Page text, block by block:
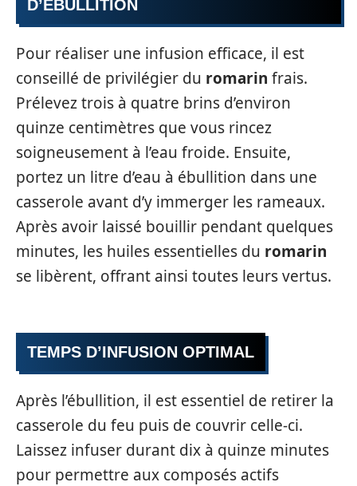
D’ÉBULLITION
Pour réaliser une infusion efficace, il est
conseillé de privilégier du romarin frais.
Prélevez trois à quatre brins d’environ
quinze centimètres que vous rincez
soigneusement à l’eau froide. Ensuite,
portez un litre d’eau à ébullition dans une
casserole avant d’y immerger les rameaux.
Après avoir laissé bouillir pendant quelques
minutes, les huiles essentielles du romarin
se libèrent, offrant ainsi toutes leurs vertus.
TEMPS D’INFUSION OPTIMAL
Après l’ébullition, il est essentiel de retirer la
casserole du feu puis de couvrir celle-ci.
Laissez infuser durant dix à quinze minutes
pour permettre aux composés actifs